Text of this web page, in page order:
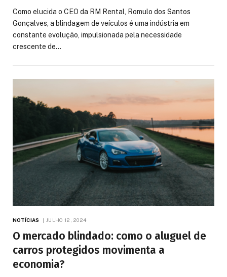
Como elucida o CEO da RM Rental, Romulo dos Santos
Gonçalves, a blindagem de veículos é uma indústria em
constante evolução, impulsionada pela necessidade
crescente de…
NOTÍCIAS JULHO 12, 2024
O mercado blindado: como o aluguel de
carros protegidos movimenta a
economia?